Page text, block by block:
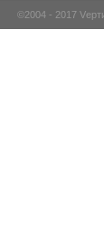
©2004 - 2017